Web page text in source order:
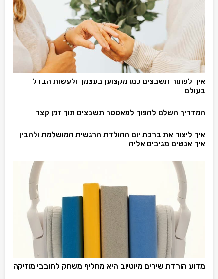
איך לפתור תשבצים כמו מקצוען בעצמך ולעשות הבדל
בעולם
המדריך השלם להפוך למאסטר תשבצים תוך זמן קצר
איך ליצור את ברכת יום ההולדת הרגשית המושלמת ולהבין
איך אנשים מגיבים אליה
מדוע הורדת שירים מיוטיוב היא מחליף משחק לחובבי מוזיקה